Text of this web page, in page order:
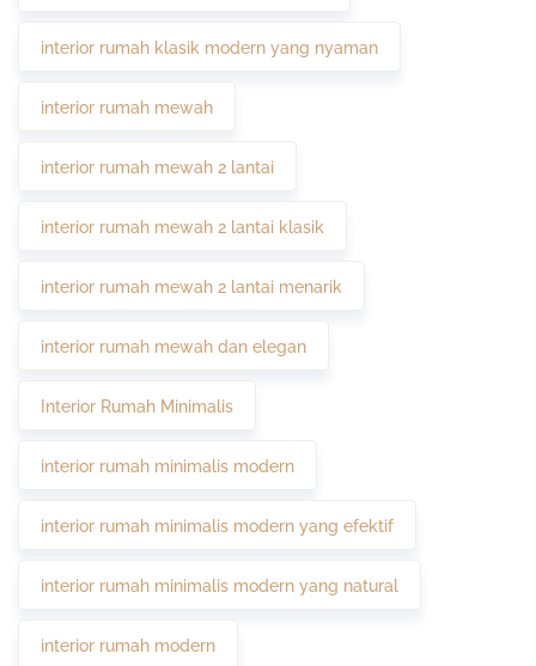
interior rumah klasik modern yang nyaman
interior rumah mewah
interior rumah mewah 2 lantai
interior rumah mewah 2 lantai klasik
interior rumah mewah 2 lantai menarik
interior rumah mewah dan elegan
Interior Rumah Minimalis
interior rumah minimalis modern
interior rumah minimalis modern yang efektif
interior rumah minimalis modern yang natural
interior rumah modern